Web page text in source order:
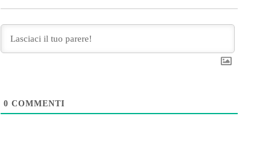
0 COMMENTI